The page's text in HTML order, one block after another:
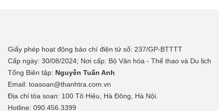
Giấy phép hoạt động báo chí điện tử số: 237/GP-BTTTT
Cấp ngày: 30/08/2024; Nơi cấp: Bộ Văn hóa - Thể thao và Du lịch
Tổng Biên tập: Nguyễn Tuấn Anh
Email: toasoan@thanhtra.com.vn
Địa chỉ tòa soạn: 100 Tô Hiệu, Hà Đông, Hà Nội.
Hotline: 090.456.3399